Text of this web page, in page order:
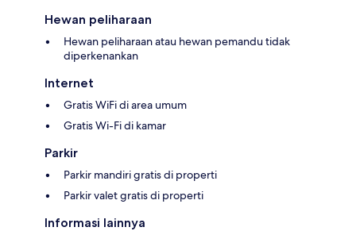
Hewan peliharaan
Hewan peliharaan atau hewan pemandu tidak
diperkenankan
Internet
Gratis WiFi di area umum
Gratis Wi-Fi di kamar
Parkir
Parkir mandiri gratis di properti
Parkir valet gratis di properti
Informasi lainnya